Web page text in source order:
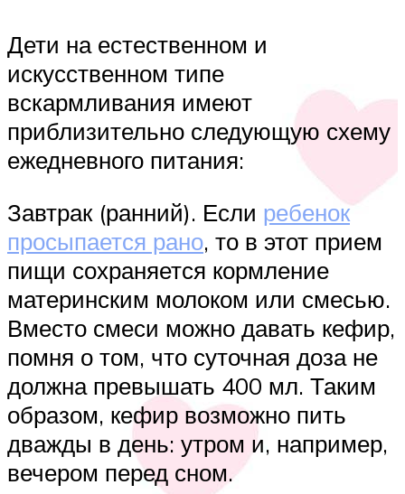
Дети на естественном и
искусственном типе
вскармливания имеют
приблизительно следующую схему
ежедневного питания:
Завтрак (ранний). Если ребенок
просыпается рано, то в этот прием
пищи сохраняется кормление
материнским молоком или смесью.
Вместо смеси можно давать кефир,
помня о том, что суточная доза не
должна превышать 400 мл. Таким
образом, кефир возможно пить
дважды в день: утром и, например,
вечером перед сном.